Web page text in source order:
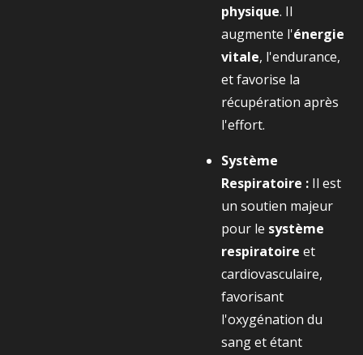
physique. Il
augmente l'énergie
vitale, l'endurance,
et favorise la
récupération après
l'effort.
Système
Respiratoire : Il est
un soutien majeur
pour le système
respiratoire et
cardiovasculaire,
favorisant
l'oxygénation du
sang et étant